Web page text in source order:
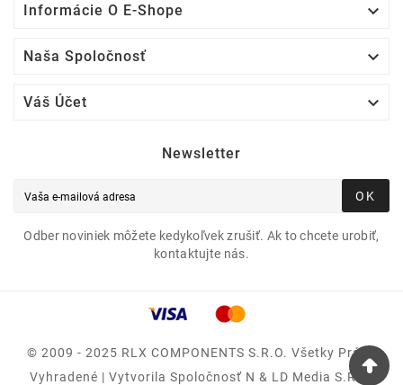
Informácie O E-Shope 
Naša Spoločnosť 
Váš Účet 
Newsletter
OK
Odber noviniek môžete kedykoľvek zrušiť. Ak to chcete urobiť,
kontaktujte nás.
© 2009 - 2025 RLX COMPONENTS S.r.o. Všetky Práva
Vyhradené | Vytvorila Spoločnosť N & LD Media S.R.O.